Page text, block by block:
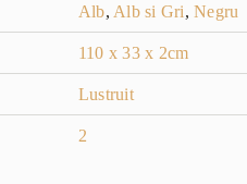
Alb, Alb si Gri,Negru
110 x 33 x 2cm
Lustruit
2